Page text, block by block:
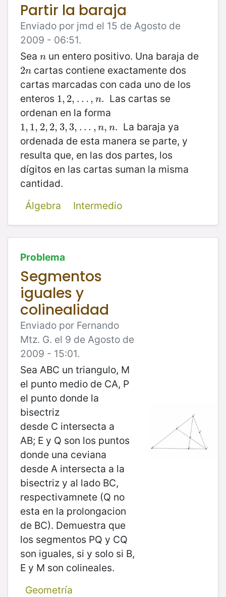
Partir la baraja
Enviado por jmd el 15 de Agosto de
2009 - 06:51.
Sea n
n un entero positivo. Una baraja de
2n
2n cartas contiene exactamente dos
cartas marcadas con cada uno de los
enteros 1, 2, … , n.
1,2,… ,n
Las cartas se
ordenan en la forma
1, 1, 2, 2, 3, 3, . . . , n, n.
1,1 ,2 ,2, 3, 3,. ..,n n.
La baraja ya
ordenada de esta manera se parte, y
resulta que, en las dos partes, los
dígitos en las cartas suman la misma
cantidad.
Álgebra
Intermedio
Problema
Segmentos
iguales y
colinealidad
Enviado por Fernando
Mtz. G. el 9 de Agosto de
2009 - 15:01.
Sea ABC un triangulo, M
el punto medio de CA, P
el punto donde la
bisectriz
desde C intersecta a
AB; E y Q son los puntos
donde una ceviana
desde A intersecta a la
bisectriz y al lado BC,
respectivamnete (Q no
esta en la prolongacion
de BC). Demuestra que
los segmentos PQ y CQ
son iguales, si y solo si B,
E y M son colineales.
Geometría